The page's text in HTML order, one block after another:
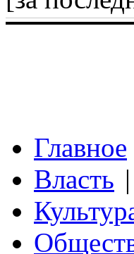
Главное
Власть |